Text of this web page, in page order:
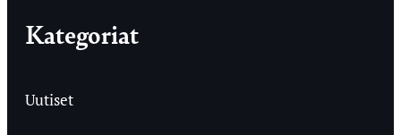
Kategoriat
Uutiset